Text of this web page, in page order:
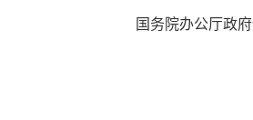
国务院办公厅政